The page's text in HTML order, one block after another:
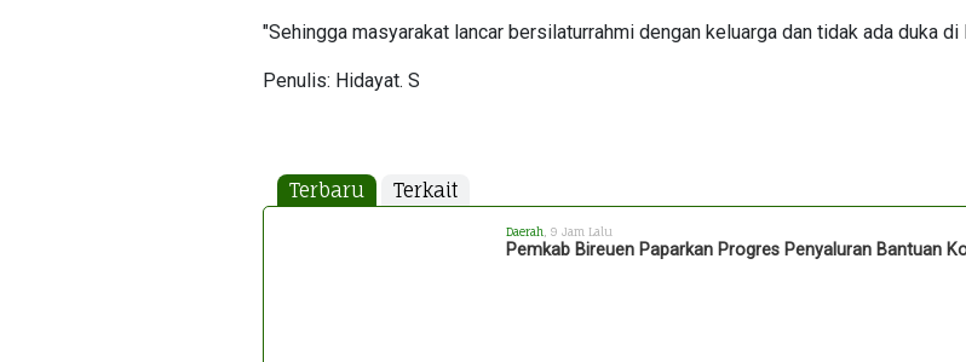
"Sehingga masyarakat lancar bersilaturrahmi dengan keluarga dan tidak ada duka di
Penulis: Hidayat. S
Terbaru Terkait
Daerah , 9 Jam Lalu
Pemkab Bireuen Paparkan Progres Penyaluran Bantuan